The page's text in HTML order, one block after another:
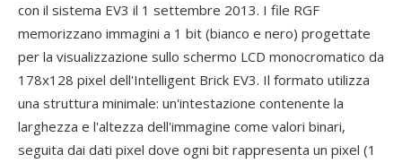
con il sistema EV3 il 1 settembre 2013. I file RGF
memorizzano immagini a 1 bit (bianco e nero) progettate
per la visualizzazione sullo schermo LCD monocromatico da
178x128 pixel dell'Intelligent Brick EV3. Il formato utilizza
una struttura minimale: un'intestazione contenente la
larghezza e l'altezza dell'immagine come valori binari,
seguita dai dati pixel dove ogni bit rappresenta un pixel (1